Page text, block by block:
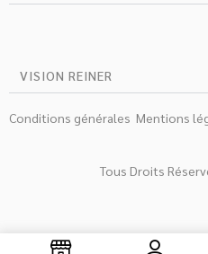
VISION REINER
Conditions générales Mentions
Tous Droits